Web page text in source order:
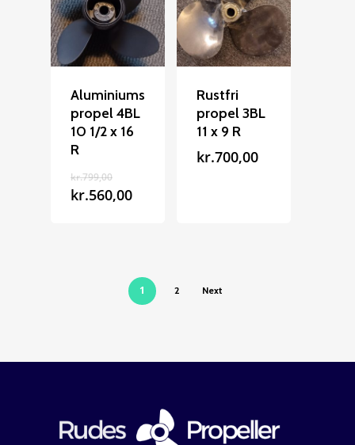
Aluminiums
propel 4BL
10 1/2 x 16
R
kr.799,00Den
oprindelige
kr.560,00Den
Rustfri
propel 3BL
11 x 9 R
kr.700,00
1 2 Next